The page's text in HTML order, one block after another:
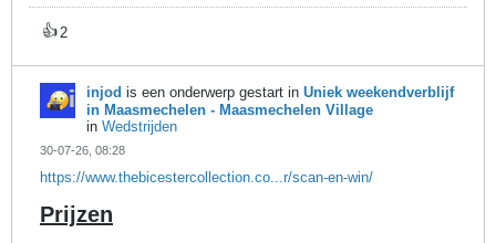
👍 2
injod is een onderwerp gestart in Uniek weekendverblijf
in Maasmechelen - Maasmechelen Village
in Wedstrijden
30-07-26, 08:28
https://www.thebicestercollection.co...r/scan-en-win/
Prijzen